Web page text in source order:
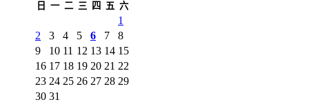
日 一 二 三 四 五 六
1
2
3 4 5 6 7
8
9
10 11 12 13 14 15
16 17 18 19 20 21 22
23 24 25 26 27 28 29
30 31